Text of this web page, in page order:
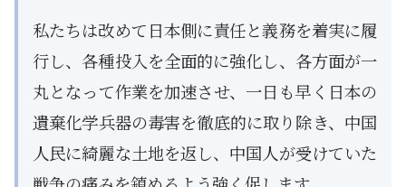
私たちは改めて日本側に責任と義務を着実に履
行し、各種投入を全面的に強化し、各方面が一
丸となって作業を加速させ、一日も早く日本の
遺棄化学兵器の毒害を徹底的に取り除き、中国
人民に綺麗な土地を返し、中国人が受けていた